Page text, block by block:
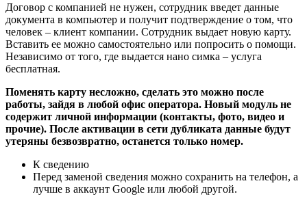
Договор с компанией не нужен, сотрудник введет данные
документа в компьютер и получит подтверждение о том, что
человек – клиент компании. Сотрудник выдает новую карту.
Вставить ее можно самостоятельно или попросить о помощи.
Независимо от того, где выдается нано симка – услуга
бесплатная.
Поменять карту несложно, сделать это можно после
работы, зайдя в любой офис оператора. Новый модуль не
содержит личной информации (контакты, фото, видео и
прочие). После активации в сети дубликата данные будут
утеряны безвозвратно, останется только номер.
К сведению
Перед заменой сведения можно сохранить на телефон, а
лучше в аккаунт Google или любой другой.